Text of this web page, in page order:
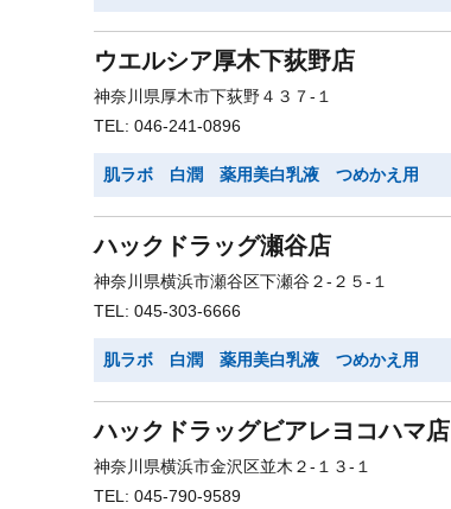
ウエルシア厚木下荻野店
神奈川県厚木市下荻野４３７-１
TEL: 046-241-0896
肌ラボ 白潤 薬用美白乳液 つめかえ用
ハックドラッグ瀬谷店
神奈川県横浜市瀬谷区下瀬谷２-２５-１
TEL: 045-303-6666
肌ラボ 白潤 薬用美白乳液 つめかえ用
ハックドラッグビアレヨコハマ店
神奈川県横浜市金沢区並木２-１３-１
TEL: 045-790-9589